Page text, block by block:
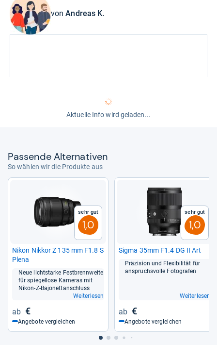
vonAndreas K.
Aktuelle Info wird geladen...
Pas­sende Alter­na­ti­ven
So wählen wir die Produkte aus
Sehr gut
1,0
Nikon Nik­kor Z 135 mm F1.8 S
Plena
Neue licht­starke Fest­brenn­weite
für spie­gel­lose Kame­ras mit
Nikon-​Z-​Bajo­net­t­an­schluss
Weiterlesen
€
Angebote vergleichen
Sehr gut
1,0
Sigma 35mm F1.4 DG II Art
Prä­zi­sion und Fle­xi­bi­li­tät für
anspruchs­volle Foto­gra­fen
Weiterlesen
€
Angebote vergleichen